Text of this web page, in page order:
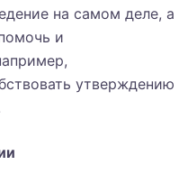
на самом деле, а
и
утверждению